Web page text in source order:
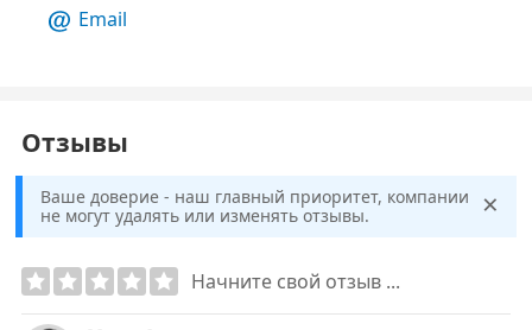
Email
Отзывы
Ваше доверие - наш главный приоритет, компании
не могут удалять или изменять отзывы.
×
Начните свой отзыв ...